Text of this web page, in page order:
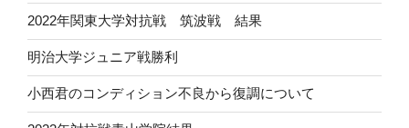
2022年関東大学対抗戦 筑波戦 結果
明治大学ジュニア戦勝利
小西君のコンディション不良から復調について